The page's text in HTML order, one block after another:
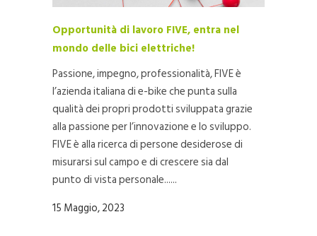
Opportunità di lavoro FIVE, entra nel
mondo delle bici elettriche!
Passione, impegno, professionalità, FIVE è
l’azienda italiana di e-bike che punta sulla
qualità dei propri prodotti sviluppata grazie
alla passione per l’innovazione e lo sviluppo.
FIVE è alla ricerca di persone desiderose di
misurarsi sul campo e di crescere sia dal
punto di vista personale......
15 Maggio, 2023